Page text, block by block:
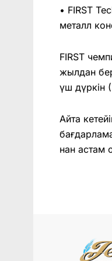
• ⁠FIRST
металл
FIRST
жылдан
үш дүркін
Айта
нан астам